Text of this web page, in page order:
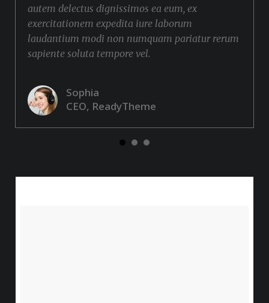
autem delectus dignissimos ea eum, ex
exercitationem expedita iure laborum
laudantium modi non numquam pariatur rerum
sapiente soluta tempore vel.
Sophia
CEO, ReadyTheme